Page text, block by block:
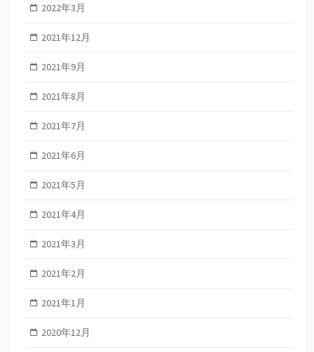
2022年3月
2021年12月
2021年9月
2021年8月
2021年7月
2021年6月
2021年5月
2021年4月
2021年3月
2021年2月
2021年1月
2020年12月